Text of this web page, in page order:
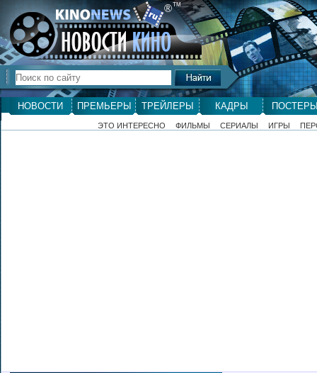
®ТМ
НОВОСТИ ПРЕМЬЕРЫ ТРЕЙЛЕРЫ КАДРЫ
ЭТО ИНТЕРЕСНО ФИЛЬМЫ СЕРИАЛЫ ИГРЫ